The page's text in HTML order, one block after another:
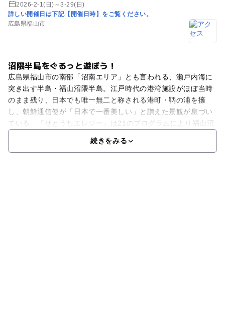
2026-2-1(日)～3-29(日)
詳しい開催日は下記【開催日時】をご覧ください。
広島県福山市
沼隈半島をぐるっと遊ぼう！
広島県福山市の南部「沼南エリア」とも言われる、瀬戸内海に
突き出す半島・福山沼隈半島。江戸時代の港湾施設がほぼ当時
のまま残り、日本でも唯一無二と称される港町・鞆の浦を擁
し、朝鮮通信使が「日本で一番美しい」と讃えた景観が息づい
ている。『せとうちエレジー』は21のプログラムにより福山沼
続きをみる